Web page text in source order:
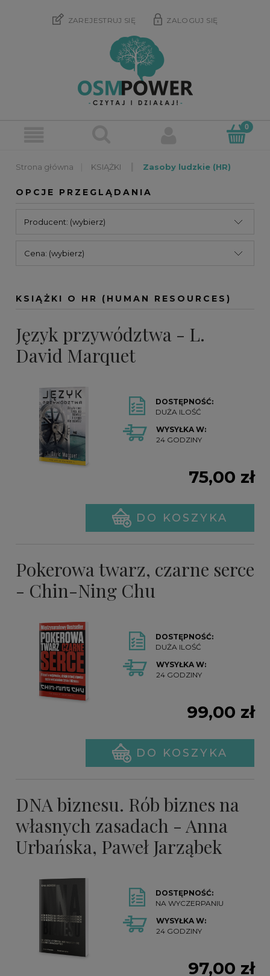
ZAREJESTRUJ SIĘ ZALOGUJ SIĘ
KSIĄŻKI Zasoby ludzkie (HR)
OPCJE PRZEGLĄDANIA
Producent: (wybierz)
Cena: (wybierz)
KSIĄŻKI O HR (HUMAN RESOURCES)
Język przywództwa - L.
David Marquet
DOSTĘPNOŚĆ:
DUŻA ILOŚĆ
WYSYŁKA W:
24 GODZINY
75,00 zł
DO KOSZYKA
Pokerowa twarz, czarne serce
- Chin-Ning Chu
DOSTĘPNOŚĆ:
DUŻA ILOŚĆ
WYSYŁKA W:
24 GODZINY
99,00 zł
DO KOSZYKA
DNA biznesu. Rób biznes na
własnych zasadach - Anna
Urbańska, Paweł Jarząbek
DOSTĘPNOŚĆ:
NA WYCZERPANIU
WYSYŁKA W:
24 GODZINY
97,00 zł